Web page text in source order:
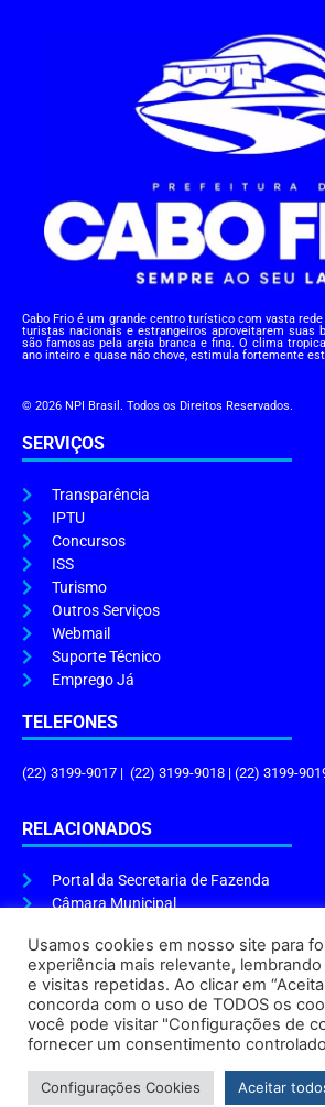
Cabo Frio é um grande centro turístico com vasta
turistas nacionais e estrangeiros aproveitarem suas
são famosas pela areia branca e fina. O clima
ano inteiro e quase não chove, estimula fortemente
© 2026 NPI Brasil. Todos os Direitos Reservados.
SERVIÇOS
Transparência
IPTU
Concursos
ISS
Turismo
Outros Serviços
Webmail
Suporte Técnico
Emprego Já
TELEFONES
(22) 3199-9017 | (22) 3199-9018 | (22) 3199-
RELACIONADOS
Portal da Secretaria de Fazenda
Câmara Municipal
ENDEREÇO E HORÁRIO
Endereço:Praça Tiradentes, s/n – Centro, Cabo
Atendimento do Protocolo Geral da Prefeitura:
Horário de Funcionamento:8h às 17h
Usamos cookies em nosso site para
experiência mais relevante,
e visitas repetidas. Ao clicar em
concorda com o uso de TODOS os
você pode visitar "Configurações de
fornecer um consentimento
Configurações Cookies Aceitar